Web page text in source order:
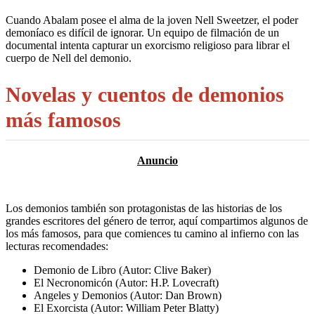
Cuando Abalam posee el alma de la joven Nell Sweetzer, el poder
demoníaco es difícil de ignorar. Un equipo de filmación de un
documental intenta capturar un exorcismo religioso para librar el
cuerpo de Nell del demonio.
Novelas y cuentos de demonios
más famosos
Los demonios también son protagonistas de las historias de los
grandes escritores del género de terror, aquí compartimos algunos de
los más famosos, para que comiences tu camino al infierno con las
lecturas recomendades:
Demonio de Libro (Autor: Clive Baker)
El Necronomicón (Autor: H.P. Lovecraft)
Angeles y Demonios (Autor: Dan Brown)
El Exorcista (Autor: William Peter Blatty)